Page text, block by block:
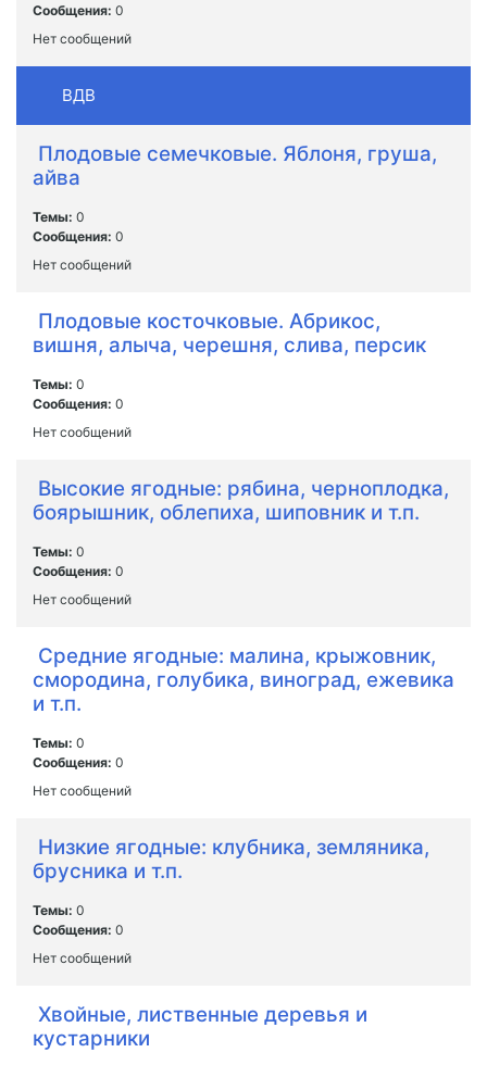
Сообщения: 0
Нет сообщений
ВДВ
Плодовые семечковые. Яблоня, груша,
айва
Темы: 0
Сообщения: 0
Нет сообщений
Плодовые косточковые. Абрикос,
вишня, алыча, черешня, слива, персик
Темы: 0
Сообщения: 0
Нет сообщений
Высокие ягодные: рябина, черноплодка,
боярышник, облепиха, шиповник и т.п.
Темы: 0
Сообщения: 0
Нет сообщений
Средние ягодные: малина, крыжовник,
смородина, голубика, виноград, ежевика
и т.п.
Темы: 0
Сообщения: 0
Нет сообщений
Низкие ягодные: клубника, земляника,
брусника и т.п.
Темы: 0
Сообщения: 0
Нет сообщений
Хвойные, лиственные деревья и
кустарники